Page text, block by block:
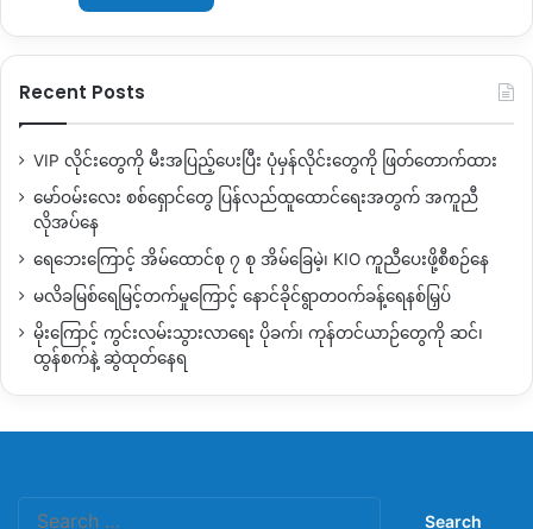
Recent Posts
VIP လိုင်းတွေကို မီးအပြည့်ပေးပြီး ပုံမှန်လိုင်းတွေကို ဖြတ်တောက်ထား
မော်ဝမ်းလေး စစ်ရှောင်တွေ ပြန်လည်ထူထောင်ရေးအတွက် အကူညီ
လိုအပ်နေ
ရေဘေးကြောင့် အိမ်ထောင်စု ၇ စု အိမ်ခြေမဲ့၊ KIO ကူညီပေးဖို့စီစဉ်နေ
မလိခမြစ်ရေမြင့်တက်မှုကြောင့် နောင်ခိုင်ရွာတဝက်ခန့်ရေနစ်မြှပ်
မိုးကြောင့် ကွင်းလမ်းသွားလာရေး ပိုခက်၊ ကုန်တင်ယာဉ်တွေကို ဆင်၊
ထွန်စက်နဲ့ ဆွဲထုတ်နေရ